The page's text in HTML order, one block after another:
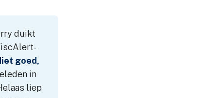
duikt
goed,
in
liep